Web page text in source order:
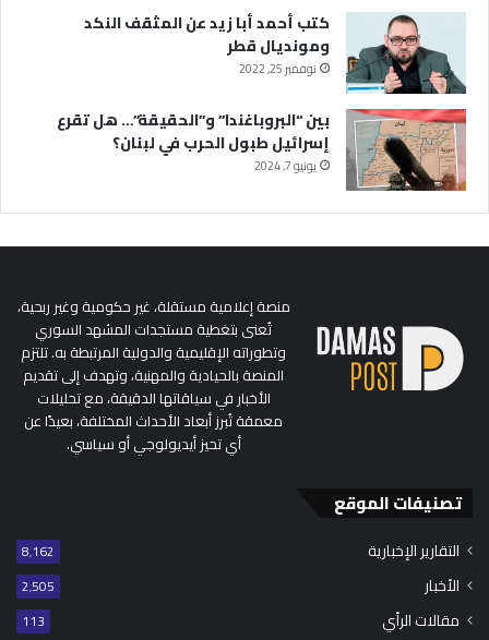
كتب أحمد أبا زيد عن المثقف النكد
ومونديال قطر
نوفمبر 25, 2022
بين “البروباغندا” و”الحقيقة”… هل تقرع
إسرائيل طبول الحرب في لبنان؟
يونيو 7, 2024
منصة إعلامية مستقلة، غير حكومية وغير ربحية،
تُعنى بتغطية مستجدات المشهد السوري
وتطوراته الإقليمية والدولية المرتبطة به. تلتزم
المنصة بالحيادية والمهنية، وتهدف إلى تقديم
الأخبار في سياقاتها الدقيقة، مع تحليلات
معمقة تُبرز أبعاد الأحداث المختلفة، بعيدًا عن
أي تحيز أيديولوجي أو سياسي.
تصنيفات الموقع
التقارير الإخبارية 8٬162
الأخبار 2٬505
مقالات الرأي 113